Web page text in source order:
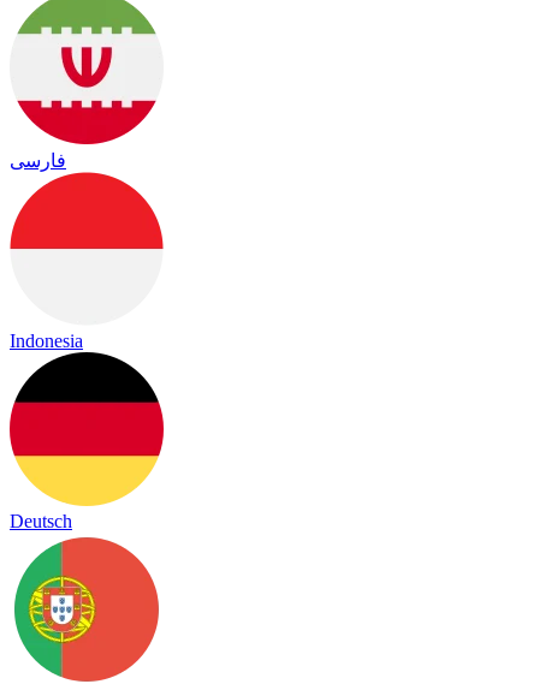
فارسی
Indonesia
Deutsch